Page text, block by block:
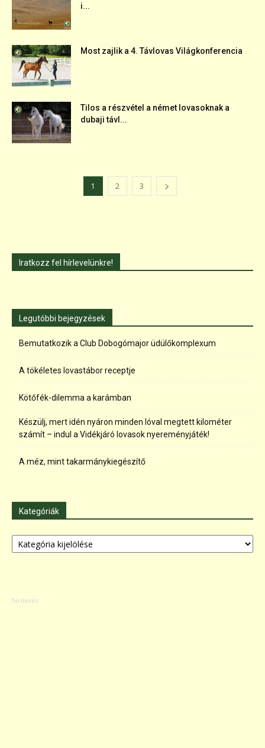
i...
Most zajlik a 4. Távlovas Világkonferencia
Tilos a részvétel a német lovasoknak a
dubaji távl...
1 2 3
Iratkozz fel hírlevelünkre!
Legutóbbi bejegyzések
Bemutatkozik a Club Dobogómajor üdülőkomplexum
A tökéletes lovastábor receptje
Kötőfék-dilemma a karámban
Készülj, mert idén nyáron minden lóval megtett kilométer
számít – indul a Vidékjáró lovasok nyereményjáték!
A méz, mint takarmánykiegészítő
Kategóriák
Kategóriák